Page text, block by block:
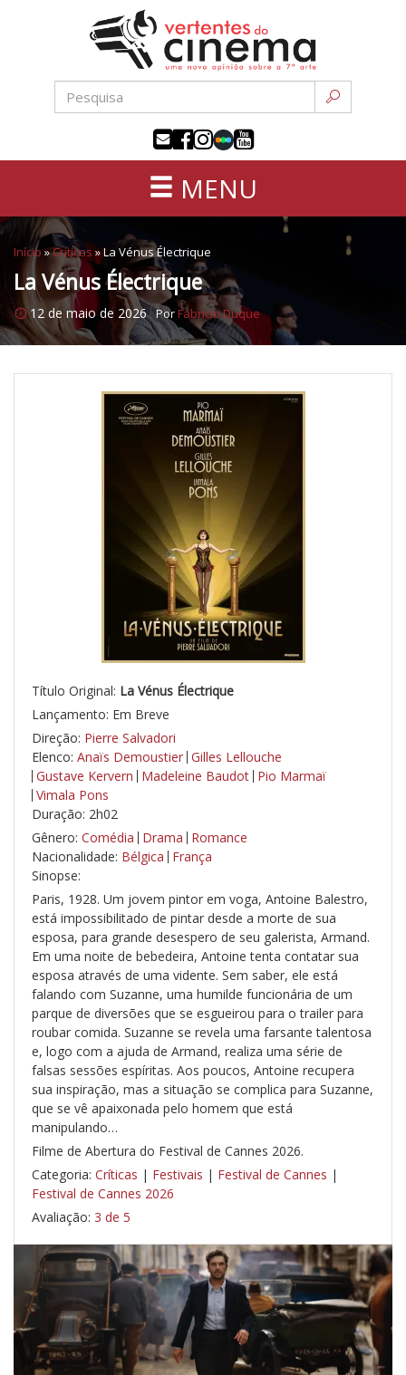
conteúdo
sétima
MENU
Início »Críticas »La Vénus Électrique
La Vénus Électrique
12 de maio de 2026 PorFabricio Duque
Título Original: La Vénus Électrique
Lançamento: Em Breve
Direção: Pierre Salvadori
Elenco: Anaïs Demoustier Gilles Lellouche
Gustave Kervern Madeleine Baudot Pio Marmaï
Vimala Pons
Duração: 2h02
Gênero: Comédia Drama Romance
Nacionalidade: Bélgica França
Sinopse:
Paris, 1928. Um jovem pintor em voga, Antoine Balestro,
está impossibilitado de pintar desde a morte de sua
esposa, para grande desespero de seu galerista, Armand.
Em uma noite de bebedeira, Antoine tenta contatar sua
esposa através de uma vidente. Sem saber, ele está
falando com Suzanne, uma humilde funcionária de um
parque de diversões que se esgueirou para o trailer para
roubar comida. Suzanne se revela uma farsante talentosa
e, logo com a ajuda de Armand, realiza uma série de
falsas sessões espíritas. Aos poucos, Antoine recupera
sua inspiração, mas a situação se complica para Suzanne,
que se vê apaixonada pelo homem que está
manipulando…
Filme de Abertura do Festival de Cannes 2026.
Categoria: Críticas | Festivais | Festival de Cannes |
Festival de Cannes 2026
Avaliação: 3 de 5